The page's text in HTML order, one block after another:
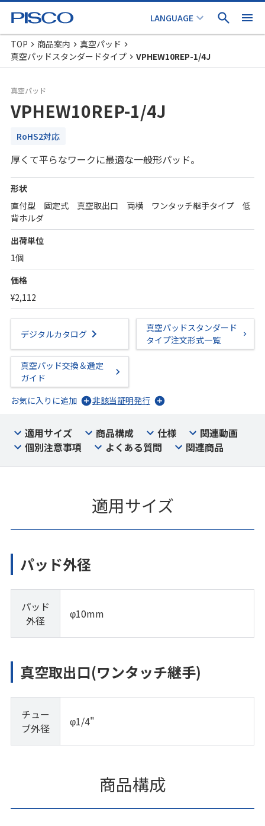
TOP 商品案内
真空パッド
真空パッドスタンダードタイプ
VPHEW10REP-1/4J
真空パッド
VPHEW10REP-1/4J
RoHS2対応
厚くて平らなワークに最適な一般形パッド。
形状
直付型 固定式 真空取出口 両横 ワンタッチ継手タイプ 低
背ホルダ
出荷単位
1個
価格
¥2,112
デジタルカタログ
真空パッドスタンダード
タイプ注文形式一覧
真空パッド交換＆選定
ガイド
お気に入りに追加
非該当証明発行
適用サイズ 商品構成 仕様
関連動画
個別注意事項
よくある質問 関連商品
適用サイズ
パッド外径
パッド
外径
φ10mm
真空取出口(ワンタッチ継手)
チュー
ブ外径
φ1/4"
商品構成